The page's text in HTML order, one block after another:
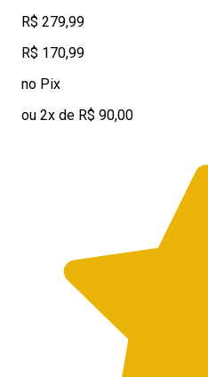
R$ 279,99
R$ 170,99
no Pix
ou 2x de R$ 90,00